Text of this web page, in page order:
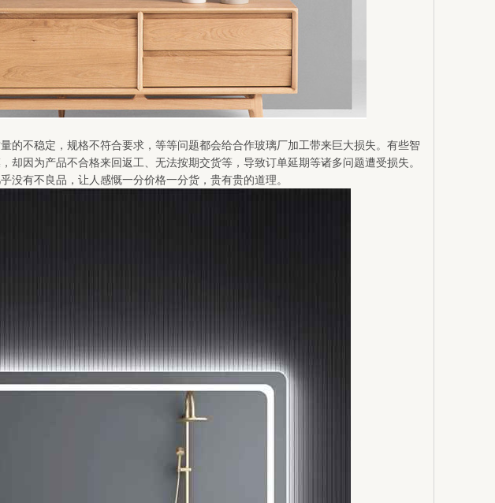
的不稳定，规格不符合要求，等等问题都会给合作玻璃厂加工带来巨大损失。有些智
因为产品不合格来回返工、无法按期交货等，导致订单延期等诸多问题遭受损失。
没有不良品，让人感慨一分价格一分货，贵有贵的道理。